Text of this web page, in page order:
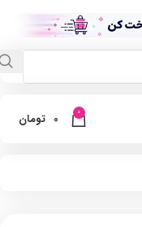
0
0 تومان